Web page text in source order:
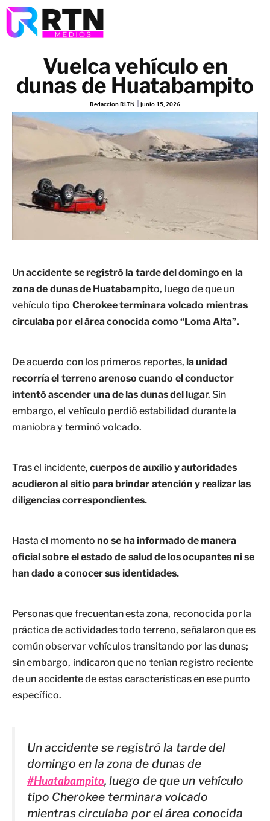
Vuelca vehículo en
dunas de Huatabampito
Redaccion RLTN junio 15, 2026
Unaccidente se registró la tarde del domingo en la
zona de dunas de Huatabampito, luego de que un
vehículo tipo Cherokee terminara volcado mientras
circulaba por el área conocida como “Loma Alta”.
De acuerdo con los primeros reportes, la unidad
recorría el terreno arenoso cuando el conductor
intentó ascender una de las dunas del lugar. Sin
embargo, el vehículo perdió estabilidad durante la
maniobra y terminó volcado.
Tras el incidente, cuerpos de auxilio y autoridades
acudieron al sitio para brindar atención y realizar las
diligencias correspondientes.
Hasta el momento no se ha informado de manera
oficial sobre el estado de salud de los ocupantes ni se
han dado a conocer sus identidades.
Personas que frecuentan esta zona, reconocida por la
práctica de actividades todo terreno, señalaron que es
común observar vehículos transitando por las dunas;
sin embargo, indicaron que no tenían registro reciente
de un accidente de estas características en ese punto
específico.
Un accidente se registró la tarde del
domingo en la zona de dunas de
#Huatabampito, luego de que un vehículo
tipo Cherokee terminara volcado
mientras circulaba por el área conocida